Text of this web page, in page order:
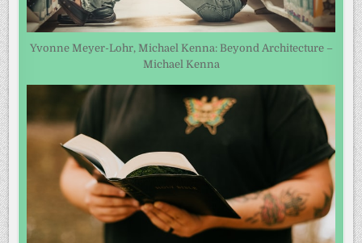
Yvonne Meyer-Lohr, Michael Kenna: Beyond Architecture –
Michael Kenna